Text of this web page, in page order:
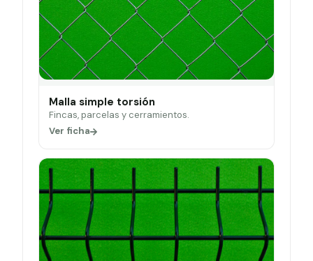
Malla simple torsión
Fincas, parcelas y cerramientos.
Ver ficha